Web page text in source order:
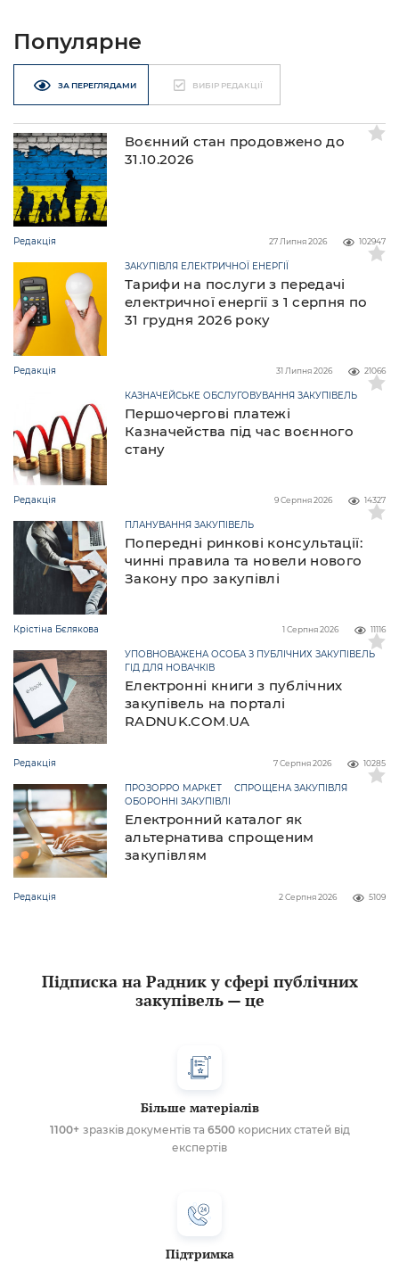
Популярне
ЗА ПЕРЕГЛЯДАМИ ВИБІР РЕДАКЦІЇ
Воєнний стан продовжено до
31.10.2026
Редакція 102947
27 Липня 2026
Тарифи на послуги з передачі
електричної енергії з 1 серпня по
31 грудня 2026 року
ЗАКУПІВЛЯ ЕЛЕКТРИЧНОЇ ЕНЕРГІЇ
Редакція 21066
31 Липня 2026
Першочергові платежі
Казначейства під час воєнного
стану
КАЗНАЧЕЙСЬКЕ ОБСЛУГОВУВАННЯ ЗАКУПІВЕЛЬ
Редакція 14327
9 Серпня 2026
Попередні ринкові консультації:
чинні правила та новели нового
Закону про закупівлі
ПЛАНУВАННЯ ЗАКУПІВЕЛЬ
Крістіна Бєлякова 11116
1 Серпня 2026
Електронні книги з публічних
закупівель на порталі
RADNUK.COM.UA
УПОВНОВАЖЕНА ОСОБА З ПУБЛІЧНИХ ЗАКУПІВЕЛЬ
ГІД ДЛЯ НОВАЧКІВ
Редакція 10285
7 Серпня 2026
Електронний каталог як
альтернатива спрощеним
закупівлям
ПРОЗОРРО МАРКЕТ
СПРОЩЕНА ЗАКУПІВЛЯ
ОБОРОННІ ЗАКУПІВЛІ
Редакція 5109
2 Серпня 2026
Підписка на Радник у сфері публічних
закупівель — це
Більше матеріалів
1100+ зразків документів та 6500корисних статей від
експертів
Підтримка